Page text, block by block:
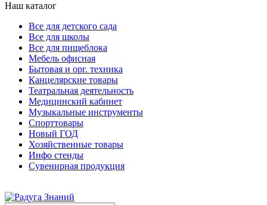
Наш каталог
Все для детского сада
Все для школы
Все для пищеблока
Мебель офисная
Бытовая и орг. техника
Канцелярские товары
Театральная деятельность
Медицинский кабинет
Музыкальные инструменты
Спорттовары
Новый ГОД
Хозяйственные товары
Инфо стенды
Сувенирная продукция